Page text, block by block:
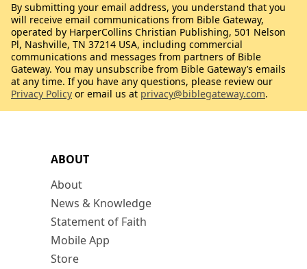
ABOUT
About
News & Knowledge
Statement of Faith
Mobile App
Store
By submitting your email address, you understand that you
will receive email communications from Bible Gateway,
operated by HarperCollins Christian Publishing, 501 Nelson
Pl, Nashville, TN 37214 USA, including commercial
communications and messages from partners of Bible
Gateway. You may unsubscribe from Bible Gateway’s emails
at any time. If you have any questions, please review our
Privacy Policy or email us at privacy@biblegateway.com.